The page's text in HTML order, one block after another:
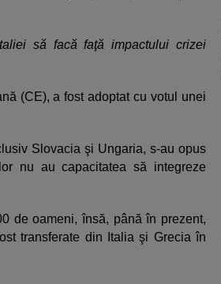
să facă faţă impactului crizei
(CE), a fost adoptat cu votul unei
Slovacia şi Ungaria, s-au opus
nu au capacitatea să integreze
de oameni, însă, până în prezent,
transferate din Italia şi Grecia în